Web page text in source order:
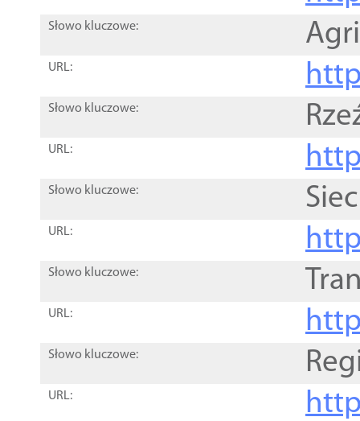
Słowo kluczowe:
URL:
Słowo kluczowe:
URL:
Słowo kluczowe:
URL:
Słowo kluczowe:
URL:
Słowo kluczowe:
URL: